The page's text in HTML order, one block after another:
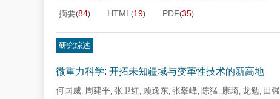
摘要(84) HTML (19) PDF(35)
研究综述
微重力科学: 开拓未知疆域与变革性技术的新高地
何国威, 周建平, 张卫红, 顾逸东, 张攀峰, 陈猛, 康琦, 龙勉, 田强